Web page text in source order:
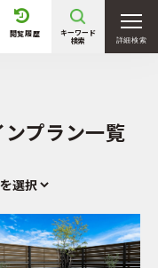
詳細検索
万円 〜 300万円
円 〜 500万円
閲覧履歴
キーワード
検索
ンプラン一覧